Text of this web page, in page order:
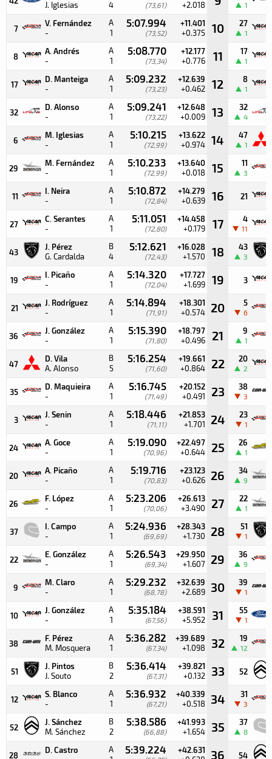
J. Iglesias
4
(73,61) +2.018 1
7
V. Fernández
-
A
1
5:07.994
(73,52)
+11.401
+0.375 10 27
1
8
A. Andrés
-
A
1
5:08.770
(73,34)
+12.177
+0.776 11 17
1
17
D. Manteiga
-
A
1
5:09.232
(73,23)
+12.639
+0.462 12 8
1
32
D. Alonso
-
A
1
5:09.241
(73,22)
+12.648
+0.009 13 32
4
6
M. Iglesias
-
A
1
5:10.215
(72,99)
+13.622
+0.974 14 47
1
29
M. Fernández
-
A
1
5:10.233
(72,99)
+13.640
+0.018 15 11
3
11
I. Neira
-
A
1
5:10.872
(72,84)
+14.279
+0.639 16 21
27
C. Serantes
-
A
1
5:11.051
(72,80)
+14.458
+0.179 17 4
11
43
J. Pérez
G. Cardalda
B
4
5:12.621
(72,43)
+16.028
+1.570 18 43
3
19
I. Picaño
-
A
1
5:14.320
(72,04)
+17.727
+1.699 19 3
21
J. Rodríguez
-
A
1
5:14.894
(71,91)
+18.301
+0.574 20 5
6
36
J. González
-
A
1
5:15.390
(71,80)
+18.797
+0.496 21 9
1
47
D. Vila
A. Alonso
B
5
5:16.254
(71,60)
+19.661
+0.864 22 20
2
35
D. Maquieira
-
A
1
5:16.745
(71,49)
+20.152
+0.491 23 38
3
3
J. Senin
-
A
1
5:18.446
(71,11)
+21.853
+1.701 24 23
1
24
A. Goce
-
A
1
5:19.090
(70,96)
+22.497
+0.644 25 26
1
20
A. Picaño
-
A
1
5:19.716
(70,83)
+23.123
+0.626 26 34
9
26
F. López
-
A
1
5:23.206
(70,06)
+26.613
+3.490 27 22
1
37
I. Campo
-
A
1
5:24.936
(69,69)
+28.343
+1.730 28 51
1
22
E. González
-
A
1
5:26.543
(69,34)
+29.950
+1.607 29 36
9
9
M. Claro
-
A
1
5:29.232
(68,78)
+32.639
+2.689 30 39
1
10
J. González
-
A
1
5:35.184
(67,56)
+38.591
+5.952 31 55
1
38
F. Pérez
M. Mosquera
A
1
5:36.282
(67,34)
+39.689
+1.098 32 19
12
51
J. Pintos
J. Souto
B
2
5:36.414
(67,31)
+39.821
+0.132 33 52
12
S. Blanco
-
A
1
5:36.932
(67,21)
+40.339
+0.518 34 31
3
52
J. Sánchez
M. Sánchez
B
2
5:38.586
(66,88)
+41.993
+1.654 35 37
8
28
D. Castro
A
5:39.224 +42.631 36 54